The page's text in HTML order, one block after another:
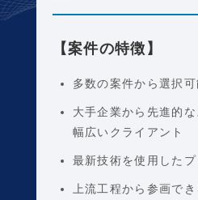
【案件の特徴】
多数の案件から選択可
大手企業から先進的
幅広いクライアント
最新技術を使用した
上流工程から参画で